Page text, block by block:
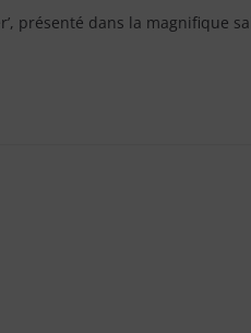
présenté dans la magnifique